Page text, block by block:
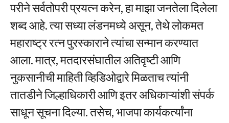
परीने सर्वतोपरी प्रयत्न करेन, हा माझा जनतेला दिलेला
शब्द आहे. त्या सध्या लंडनमध्ये असून, तेथे लोकमत
महाराष्ट्र रत्न पुरस्काराने त्यांचा सन्मान करण्यात
आला. मात्र, मतदारसंघातील अतिवृष्टी आणि
नुकसानीची माहिती व्हिडिओद्वारे मिळताच त्यांनी
तातडीने जिल्हाधिकारी आणि इतर अधिकाऱ्यांशी संपर्क
साधून सूचना दिल्या. तसेच, भाजपा कार्यकर्त्यांना